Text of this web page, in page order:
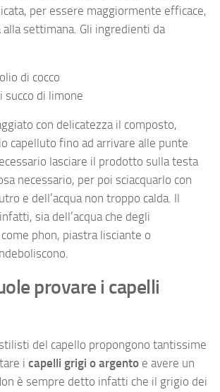
per essere maggiormente efficace,
settimana. Gli ingredienti da
di cocco
succo di limone
con delicatezza il composto,
capelluto fino ad arrivare alle punte
lasciare il prodotto sulla testa
necessario, per poi sciacquarlo con
e dell’acqua non troppo calda. Il
sia dell’acqua che degli
phon, piastra lisciante o
provare i capelli
del capello propongono tantissime
i capelli grigi o argento e avere un
è sempre detto infatti che il grigio dei